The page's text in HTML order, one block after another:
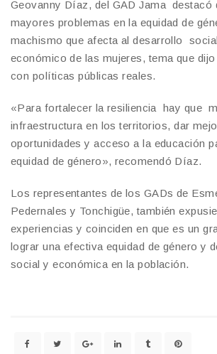
Geovanny Díaz, del GAD Jama destacó
mayores problemas en la equidad de
machismo que afecta al desarrollo
económico de las mujeres, tema que
con políticas públicas reales.
«Para fortalecer la resiliencia hay que
infraestructura en los territorios, dar
oportunidades y acceso a la educación
equidad de género», recomendó Díaz.
Los representantes de los GADs de
Pedernales y Tonchigüe, también
experiencias y coinciden en que es un
lograr una efectiva equidad de género y
social y económica en la población.